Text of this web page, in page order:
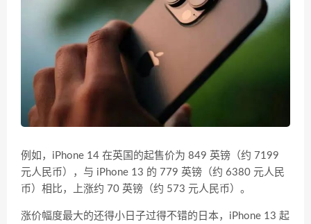
例如，iPhone 14 在英国的起售价为 849 英镑（约 7199
元人民币），与 iPhone 13 的 779 英镑（约 6380 元人民
币）相比，上涨约 70 英镑（约 573 元人民币）。
涨价幅度最大的还得小日子过得不错的日本，iPhone 13 起